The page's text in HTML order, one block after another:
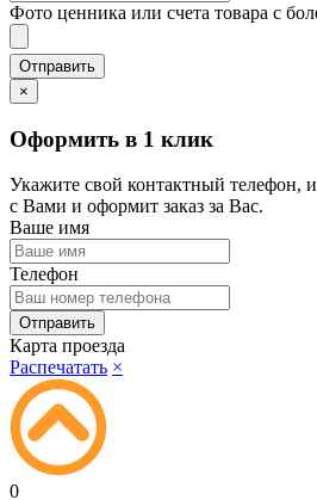
Фото ценника или счета товара с
×
Оформить в 1 клик
Укажите свой контактный телефон,
с Вами и оформит заказ за Вас.
Ваше имя
Телефон
Карта проезда
Распечатать ×
0